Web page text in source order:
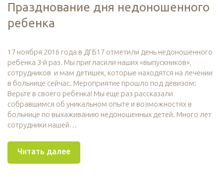
Празднование дня недоношенного
ребенка
17 ноября 2016 года в ДГБ17 отметили день недоношенного
ребенка 3-й раз. Мы пригласили наших «выпускников»,
сотрудников и мам детишек, которые находятся на лечении
в больнице сейчас. Мероприятие прошло под девизом:
Верьте в своего ребенка! Мы еще раз рассказали
собравшимся об уникальном опыте и возможностях в
больнице по выхаживанию недоношенных детей. Много лет
сотрудники нашей…
Читать далее